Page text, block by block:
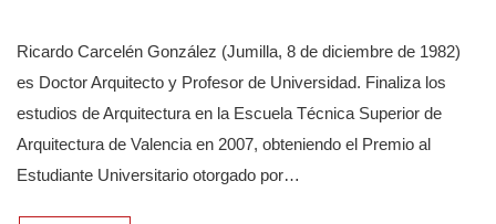
Ricardo Carcelén González (Jumilla, 8 de diciembre de 1982)
es Doctor Arquitecto y Profesor de Universidad. Finaliza los
estudios de Arquitectura en la Escuela Técnica Superior de
Arquitectura de Valencia en 2007, obteniendo el Premio al
Estudiante Universitario otorgado por…